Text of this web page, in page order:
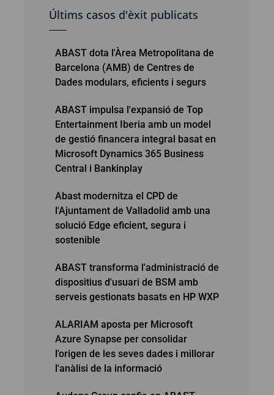
Últims casos d'èxit publicats
ABAST dota l'Àrea Metropolitana de
Barcelona (AMB) de Centres de
Dades modulars, eficients i segurs
ABAST impulsa l'expansió de Top
Entertainment Iberia amb un model
de gestió financera integral basat en
Microsoft Dynamics 365 Business
Central i Bankinplay
Abast modernitza el CPD de
l'Ajuntament de Valladolid amb una
solució Edge eficient, segura i
sostenible
ABAST transforma l'administració de
dispositius d'usuari de BSM amb
serveis gestionats basats en HP WXP
ALARIAM aposta per Microsoft
Azure Synapse per consolidar
l'origen de les seves dades i millorar
l'anàlisi de la informació